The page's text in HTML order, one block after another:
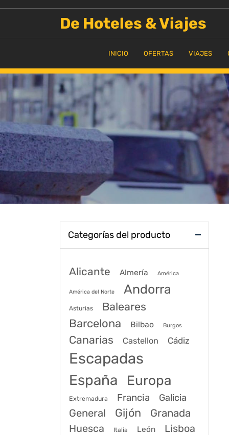
De Hoteles & Viajes
INICIO OFERTAS VIAJES
Categorías del producto
Alicante Almería América
América del Norte Andorra
Asturias Baleares
Barcelona Bilbao Burgos
Canarias Castellon Cádiz
Escapadas
España Europa
Extremadura Francia Galicia
General Gijón
Granada
Huesca
Italia León Lisboa